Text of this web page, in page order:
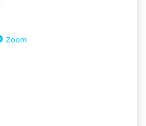
Zoom